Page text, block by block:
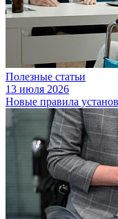
Полезные статьи
13 июля 2026
Новые правила